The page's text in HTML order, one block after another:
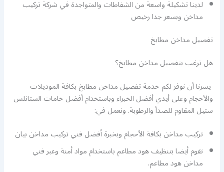
لدينا تشكيلة واسعة من الشفاطات والمتواجدة في شركة تركيب
مداخن وبسعر جدا رخيص
تفصيل مداخن مطابخ
هل ترغب بتفصيل مداخن مطابخ؟
يسرنا أن نوفر لكم خدمة تفصيل مداخن مطابخ بكافة الموديلات
والأحجام وعلى أيدي أفضل الخبراء وباستخدام أفضل خامات الستانلس
ستيل المقاوم للصدأ والرطوبة. ونعمل في:
تركيب مداخن بكافة الأحجام وبخبرة أفضل فني تركيب مداخن بيان
نقوم أيضا بتنظيف هود مطاعم باستخدام مواد أمنة وعبر فني
مداخن هود مطاعم.